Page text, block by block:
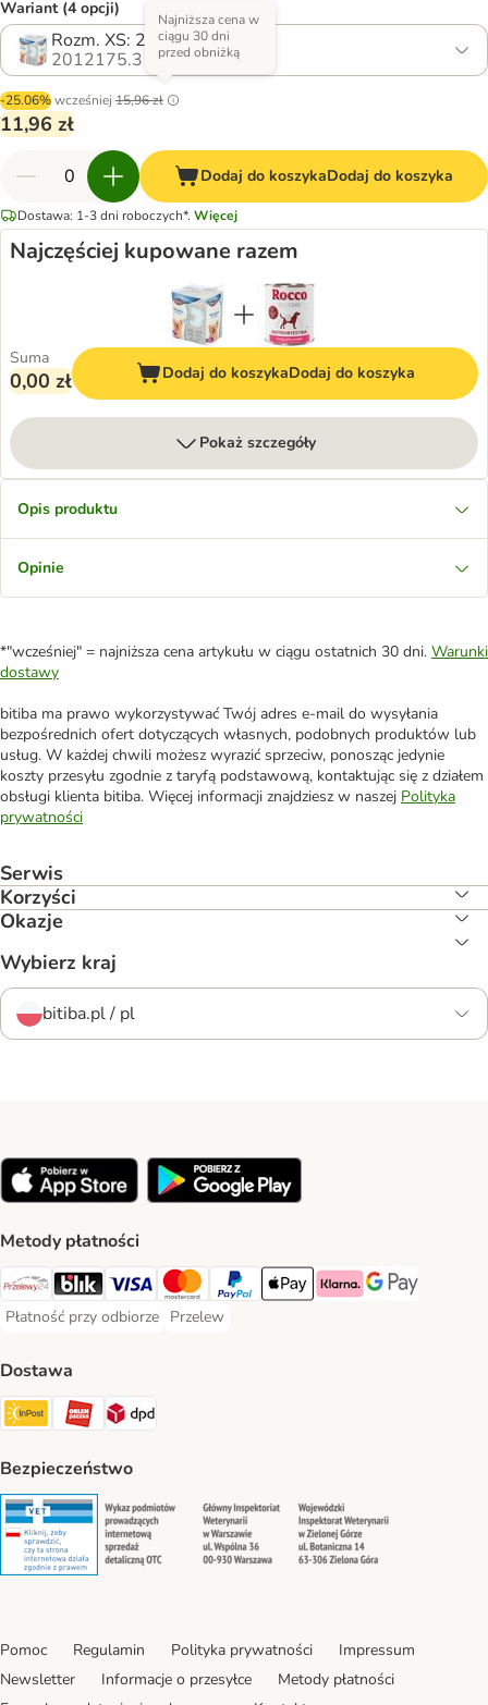
Wariant (4 opcji)
Rozm. XS: 20–42 cm, 12 szt.
2012175.3
-25.06%wcześniej 15,96 zł
Najniższa cena w
ciągu 30 dni
przed obniżką
11,96 zł
Dodaj do koszykaDodaj do koszyka
Dostawa: 1-3 dni roboczych*. Więcej
Najczęściej kupowane razem
Suma
0,00 zł Dodaj do koszykaDodaj do koszyka
Pokaż szczegóły
Opis produktu
Opinie
*"wcześniej" = najniższa cena artykułu w ciągu ostatnich 30 dni. Warunki
dostawy
bitiba ma prawo wykorzystywać Twój adres e-mail do wysyłania
bezpośrednich ofert dotyczących własnych, podobnych produktów lub
usług. W każdej chwili możesz wyrazić sprzeciw, ponosząc jedynie
koszty przesyłu zgodnie z taryfą podstawową, kontaktując się z działem
obsługi klienta bitiba. Więcej informacji znajdziesz w naszej Polityka
prywatności
Serwis
Korzyści
Okazje
Wybierz kraj
bitiba.pl / pl
Metody płatności
Przelewy24 Payment Method
Blik Payment Method
VISA Payment Method
MasterCard Payment Method
PayPal Payment Method
Apple Pay Payment Method
Klarna Payment Method
Google Pay
Płatność przy odbiorze
Płatność przy odbiorze Payment Method
Przelew
Przelew Payment Method
Dostawa
InPost Shipping Method
ORLEN Paczka. Shipping Method
DPD Shipping Method
Bezpieczeństwo
Security Security Security
Pomoc Regulamin Polityka prywatności
Impressum
Newsletter
Informacje o przesyłce
Metody płatności